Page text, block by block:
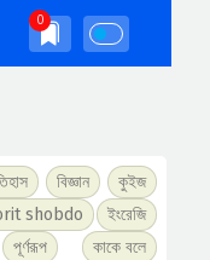
বিজ্ঞান
কুইজ
shobdo
ইংরেজি
পূর্ণরূপ
কাকে বলে